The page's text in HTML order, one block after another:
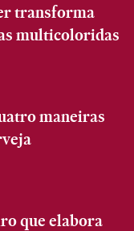
transforma
multicoloridas
maneiras
que elabora